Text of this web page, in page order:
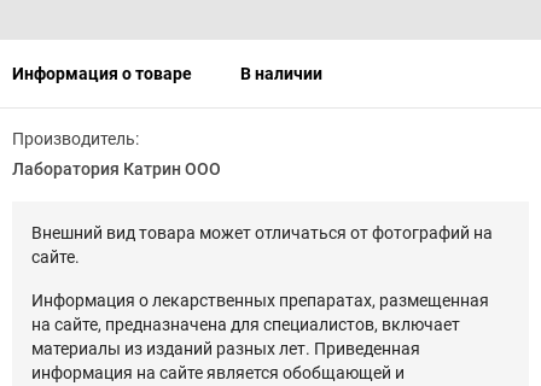
Информация о товаре В наличии
Производитель:
Лаборатория Катрин ООО
Внешний вид товара может отличаться от фотографий на
сайте.
Информация о лекарственных препаратах, размещенная
на сайте, предназначена для специалистов, включает
материалы из изданий разных лет. Приведенная
информация на сайте является обобщающей и